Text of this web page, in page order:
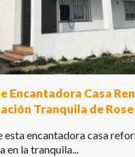
Encantadora Casa
Tranquila de
esta encantadora casa
en la tranquila...